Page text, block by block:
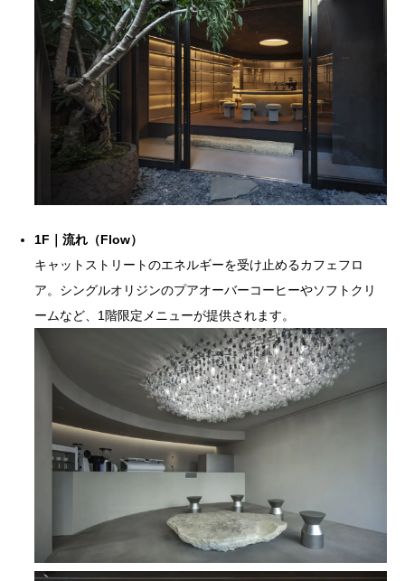
1F｜流れ（Flow）
キャットストリートのエネルギーを受け止めるカフェフロ
ア。シングルオリジンのプアオーバーコーヒーやソフトクリ
ームなど、1階限定メニューが提供されます。